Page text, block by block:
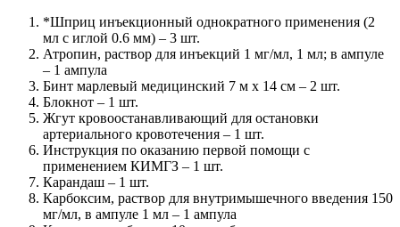
*Шприц инъекционный однократного применения (2
мл с иглой 0.6 мм) – 3 шт.
Атропин, раствор для инъекций 1 мг/мл, 1 мл; в ампуле
– 1 ампула
Бинт марлевый медицинский 7 м х 14 см – 2 шт.
Блокнот – 1 шт.
Жгут кровоостанавливающий для остановки
артериального кровотечения – 1 шт.
Инструкция по оказанию первой помощи с
применением КИМГЗ – 1 шт.
Карандаш – 1 шт.
Карбоксим, раствор для внутримышечного введения 150
мг/мл, в ампуле 1 мл – 1 ампула